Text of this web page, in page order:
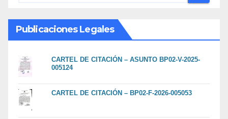
Publicaciones Legales
CARTEL DE CITACIÓN – ASUNTO BP02-V-2025-
005124
CARTEL DE CITACIÓN – BP02-F-2026-005053